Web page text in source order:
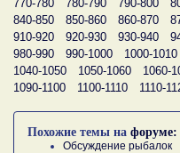
770-780
780-790 790-800
840-850
850-860 860-870
910-920
920-930 930-940
980-990
990-1000 1000-1010
1040-1050
1050-1060 1060-
1090-1100
1100-1110 1110-
Похожие темы на форуме:
Обсуждение рыбалок